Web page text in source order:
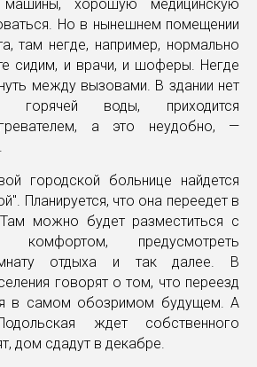
машины, хорошую медицинскую
Но в нынешнем помещении
там негде, например, нормально
сидим, и врачи, и шоферы. Негде
между вызовами. В здании нет
горячей воды, приходится
а это неудобно, —
городской больнице найдется
Планируется, что она переедет в
можно будет разместиться с
предусмотреть
отдыха и так далее. В
говорят о том, что переезд
в самом обозримом будущем. А
ждет собственного
дом сдадут в декабре.